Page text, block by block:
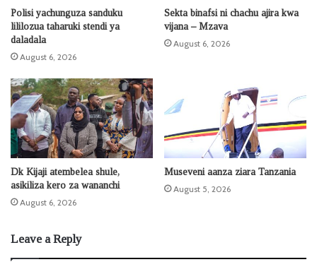
Polisi yachunguza sanduku
lililozua taharuki stendi ya
daladala
August 6, 2026
Sekta binafsi ni chachu ajira kwa
vijana – Mzava
August 6, 2026
Dk Kijaji atembelea shule,
asikiliza kero za wananchi
August 6, 2026
Museveni aanza ziara Tanzania
August 5, 2026
Leave a Reply